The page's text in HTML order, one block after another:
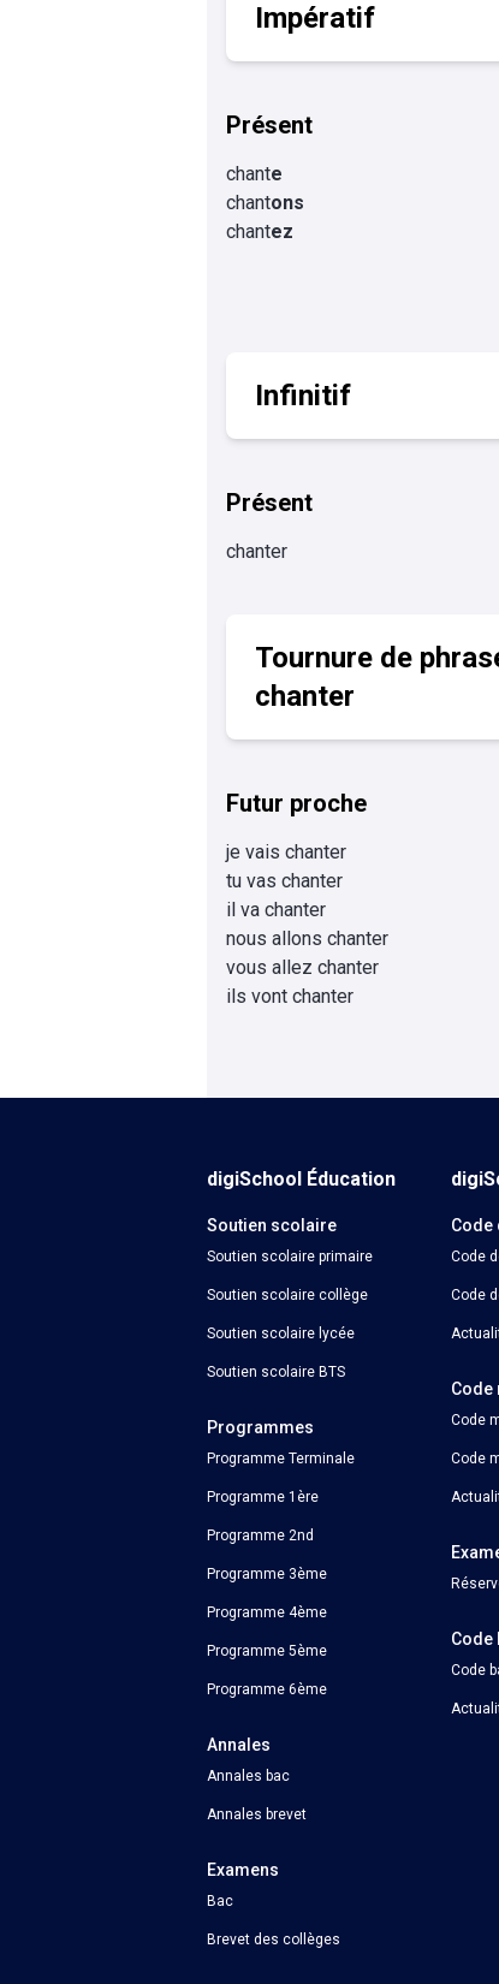
Impératif
Présent
chante
chantons
chantez
Infinitif
Présent
chanter
Tournure de
chanter
Futur proche
je vais chanter
tu vas chanter
il va chanter
nous allons chanter
vous allez chanter
ils vont chanter
digiSchool Éducation
Soutien scolaire
Soutien scolaire primaire
Soutien scolaire collège
Soutien scolaire lycée
Soutien scolaire BTS
Programmes
Programme Terminale
Programme 1ère
Programme 2nd
Programme 3ème
Programme 4ème
Programme 5ème
Programme 6ème
Annales
Annales bac
Annales brevet
Examens
Bac
Brevet des collèges
Code
Code
Code
Code
Code
Code
Code
Code